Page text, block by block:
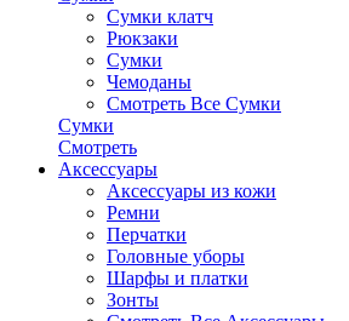
Сумки клатч
Рюкзаки
Сумки
Чемоданы
Смотреть Все Сумки
Сумки
Смотреть
Аксессуары
Аксессуары из кожи
Ремни
Перчатки
Головные уборы
Шарфы и платки
Зонты